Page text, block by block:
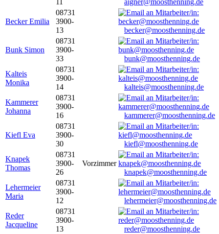
aigner@moosthenning.de
Becker Emilia
08731
3900-
13
becker@moosthenning.de
Bunk Simon
08731
3900-
33
bunk@moosthenning.de
Kalteis
Monika
08731
3900-
14
kalteis@moosthenning.de
Kammerer
Johanna
08731
3900-
16
kammerer@moosthenning.de
Kiefl Eva
08731
3900-
30
kiefl@moosthenning.de
Knapek
Thomas
08731
3900-
26
Vorzimmer
knapek@moosthenning.de
Lehermeier
Maria
08731
3900-
12
lehermeier@moosthenning.de
Reder
Jacqueline
08731
3900-
13
reder@moosthenning.de